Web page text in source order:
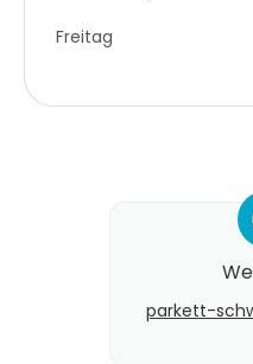
Freitag
parkett-